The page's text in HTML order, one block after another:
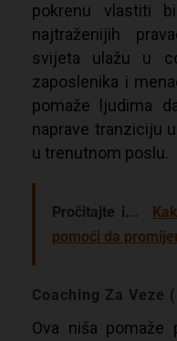
pokrenu vlastiti
najtraženijih
svijeta ulažu u
zaposlenika i
pomaže ljudima
naprave tranziciju
u trenutnom poslu.
Pročitajte i...
pomoći da
Coaching Za Veze
Ova niša pomaže